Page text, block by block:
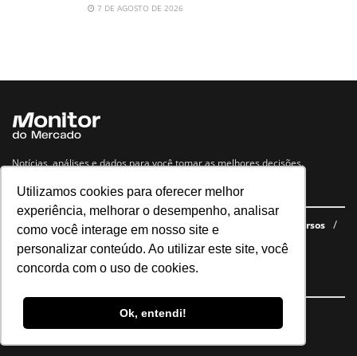
Utilizamos cookies para oferecer melhor
experiência, melhorar o desempenho, analisar
como você interage em nosso site e
personalizar conteúdo. Ao utilizar este site, você
concorda com o uso de cookies.
Ok, entendi!
7 DE AGOSTO DE 2026
Notícias, análises e dados para você tomar as melhores decisões.
Navegue no site
Últimas notícias Quem somos E-books gratuitos
Cursos
Política de privacidade